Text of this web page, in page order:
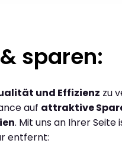
sparen:
und Effizienz zu
auf attraktive
. Mit uns an Ihrer
entfernt: